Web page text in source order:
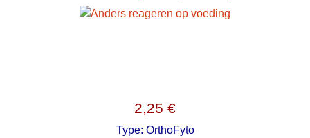
2,25 €
Type: OrthoFyto